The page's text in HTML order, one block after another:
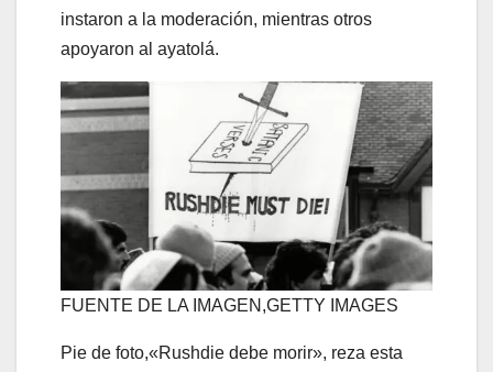
instaron a la moderación, mientras otros
apoyaron al ayatolá.
FUENTE DE LA IMAGEN,GETTY IMAGES
Pie de foto,«Rushdie debe morir», reza esta